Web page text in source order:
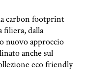
carbon footprint
filiera, dalla
nuovo approccio
anche sul
eco friendly